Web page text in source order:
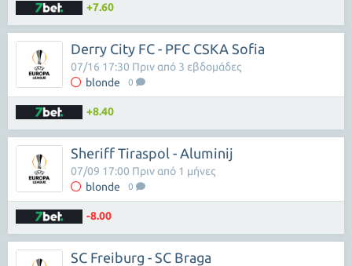
+7.60
Derry City FC - PFC CSKA Sofia
blonde 0
07/16 17:30 Πριν από 3 εβδομάδες
+8.40
Sheriff Tiraspol - Aluminij
blonde 0
07/09 17:00 Πριν από 1 μήνες
-8.00
SC Freiburg - SC Braga